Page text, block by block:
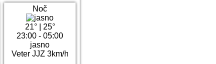
Noč
21°| 25°
23:00 - 05:00
jasno
Veter JJZ 3km/h